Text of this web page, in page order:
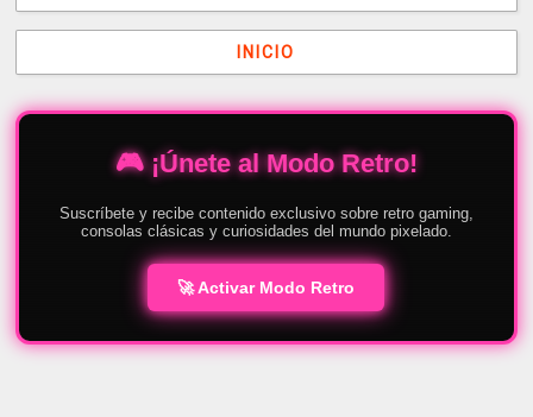
INICIO
🎮 ¡Únete al Modo Retro!
Suscríbete y recibe contenido exclusivo sobre retro gaming,
consolas clásicas y curiosidades del mundo pixelado.
🚀 Activar Modo Retro